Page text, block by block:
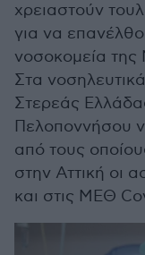
χρειαστούν
για να
νοσοκομεία
Στα
Στερεάς
Πελοποννήσου
από τους
στην Αττική οι
και στις ΜΕΘ